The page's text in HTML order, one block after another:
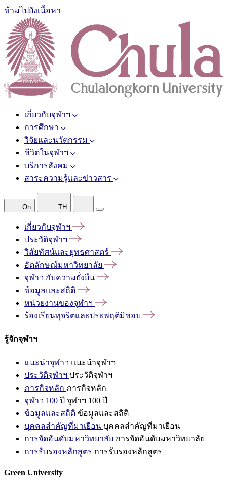
ข้ามไปยังเนื้อหา
เกี่ยวกับจุฬาฯ
การศึกษา
วิจัยและนวัตกรรม
ชีวิตในจุฬาฯ
บริการสังคม
สาระความรู้และข่าวสาร
On TH
เกี่ยวกับจุฬาฯ
ประวัติจุฬาฯ
วิสัยทัศน์และยุทธศาสตร์
อัตลักษณ์มหาวิทยาลัย
จุฬาฯ กับความยั่งยืน
ข้อมูลและสถิติ
หน่วยงานของจุฬาฯ
ร้องเรียนทุจริตและประพฤติมิชอบ
รู้จักจุฬาฯ
แนะนำจุฬาฯ แนะนำจุฬาฯ
ประวัติจุฬาฯ ประวัติจุฬาฯ
ภารกิจหลัก ภารกิจหลัก
จุฬาฯ 100 ปี จุฬาฯ 100 ปี
ข้อมูลและสถิติ ข้อมูลและสถิติ
บุคคลสำคัญที่มาเยือน บุคคลสำคัญที่มาเยือน
การจัดอันดับมหาวิทยาลัย การจัดอันดับมหาวิทยาลัย
การรับรองหลักสูตร การรับรองหลักสูตร
Green University